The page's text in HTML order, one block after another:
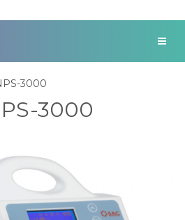
3000
3000